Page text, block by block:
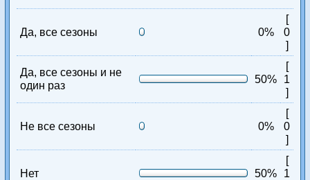
Да, все сезоны 0%
[
0
]
Да, все сезоны и не
один раз
50%
[
1
]
Не все сезоны 0%
[
0
]
Нет 50%
[
1